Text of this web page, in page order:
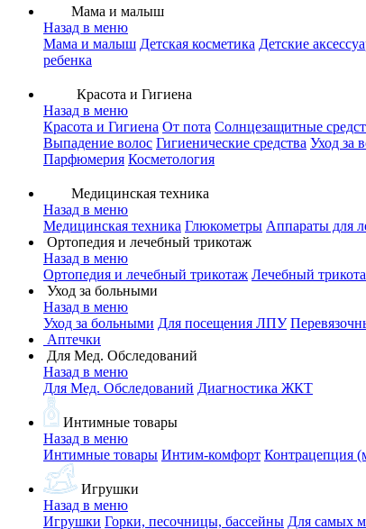
Мама и малыш
Назад в меню
Мама и малыш Детская косметика Детские
ребенка
Красота и Гигиена
Назад в меню
Красота и Гигиена От пота Солнцезащитные
Выпадение волос Гигиенические средства Уход за
Парфюмерия Косметология
Медицинская техника
Назад в меню
Медицинская техника Глюкометры Аппараты для
Ортопедия и лечебный трикотаж
Назад в меню
Ортопедия и лечебный трикотаж Лечебный
Уход за больными
Назад в меню
Уход за больными Для посещения ЛПУ
Аптечки
Для Мед. Обследований
Назад в меню
Для Мед. Обследований Диагностика ЖКТ
Интимные товары
Назад в меню
Интимные товары Интим-комфорт Контрацепция
Игрушки
Назад в меню
Игрушки Горки, песочницы, бассейны Для самых